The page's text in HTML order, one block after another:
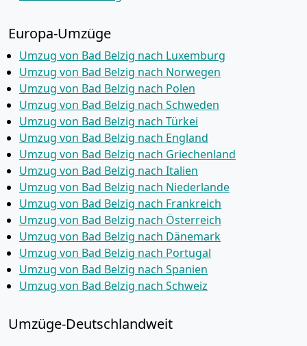
Europa-Umzüge
Umzug von Bad Belzig nach Luxemburg
Umzug von Bad Belzig nach Norwegen
Umzug von Bad Belzig nach Polen
Umzug von Bad Belzig nach Schweden
Umzug von Bad Belzig nach Türkei
Umzug von Bad Belzig nach England
Umzug von Bad Belzig nach Griechenland
Umzug von Bad Belzig nach Italien
Umzug von Bad Belzig nach Niederlande
Umzug von Bad Belzig nach Frankreich
Umzug von Bad Belzig nach Österreich
Umzug von Bad Belzig nach Dänemark
Umzug von Bad Belzig nach Portugal
Umzug von Bad Belzig nach Spanien
Umzug von Bad Belzig nach Schweiz
Umzüge-Deutschlandweit